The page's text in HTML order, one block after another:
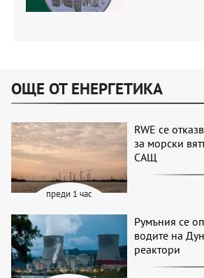
ОЩЕ ОТ ЕНЕРГЕТИКА
преди 1 час
RWE се
за морски
САЩ
Румъния се
водите на
реактори